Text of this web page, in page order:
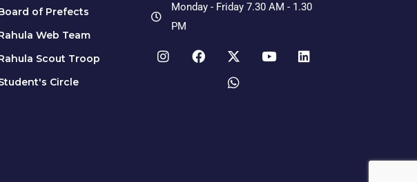
of Prefects
Web Team
Scout Troop
Circle
Monday - Friday 7.30 AM - 1.30
PM